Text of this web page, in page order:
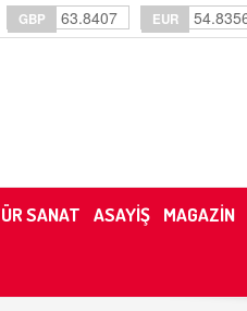
GBP 63.8407 EUR
SANAT ASAYİŞ MAGAZİN